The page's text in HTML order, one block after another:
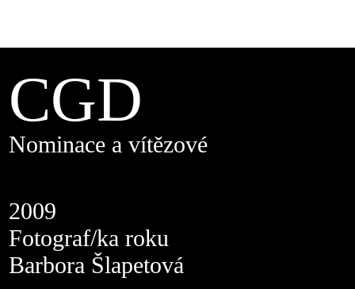
CGD
Nominace a vítězové
2009
Fotograf/ka roku
Barbora Šlapetová